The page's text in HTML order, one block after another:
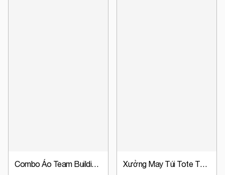
Combo Áo Team Building + Nón Đồng Phục Chỉ Từ 63.000đ | Giá Gốc Tại Xưởng Xưởng May Túi Tote Theo Yêu Cầu - Thiết Kế Miễn Phí, Giá Gốc